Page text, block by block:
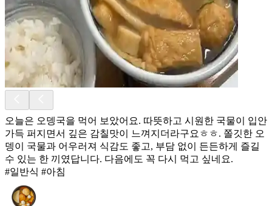
오늘은 오뎅국을 먹어 보았어요. 따뜻하고 시원한 국물이 입안
가득 퍼지면서 깊은 감칠맛이 느껴지더라구요ㅎㅎ. 쫄깃한 오
뎅이 국물과 어우러져 식감도 좋고, 부담 없이 든든하게 즐길
수 있는 한 끼였답니다. 다음에도 꼭 다시 먹고 싶네요.
#일반식 #아침